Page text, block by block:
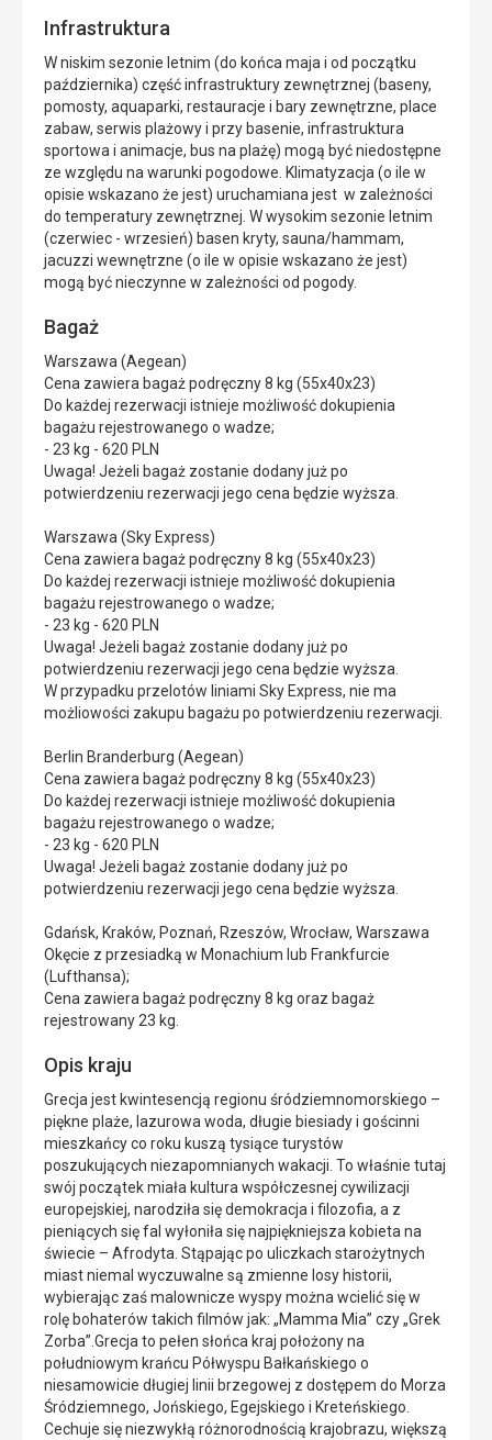
Infrastruktura
W niskim sezonie letnim (do końca maja i od początku
października) część infrastruktury zewnętrznej (baseny,
pomosty, aquaparki, restauracje i bary zewnętrzne, place
zabaw, serwis plażowy i przy basenie, infrastruktura
sportowa i animacje, bus na plażę) mogą być niedostępne
ze względu na warunki pogodowe. Klimatyzacja (o ile w
opisie wskazano że jest) uruchamiana jest w zależności
do temperatury zewnętrznej. W wysokim sezonie letnim
(czerwiec - wrzesień) basen kryty, sauna/hammam,
jacuzzi wewnętrzne (o ile w opisie wskazano że jest)
mogą być nieczynne w zależności od pogody.
Bagaż
Warszawa (Aegean)
Cena zawiera bagaż podręczny 8 kg (55x40x23)
Do każdej rezerwacji istnieje możliwość dokupienia
bagażu rejestrowanego o wadze;
- 23 kg - 620 PLN
Uwaga! Jeżeli bagaż zostanie dodany już po
potwierdzeniu rezerwacji jego cena będzie wyższa.
Warszawa (Sky Express)
Cena zawiera bagaż podręczny 8 kg (55x40x23)
Do każdej rezerwacji istnieje możliwość dokupienia
bagażu rejestrowanego o wadze;
- 23 kg - 620 PLN
Uwaga! Jeżeli bagaż zostanie dodany już po
potwierdzeniu rezerwacji jego cena będzie wyższa.
W przypadku przelotów liniami Sky Express, nie ma
możliowości zakupu bagażu po potwierdzeniu rezerwacji.
Berlin Branderburg (Aegean)
Cena zawiera bagaż podręczny 8 kg (55x40x23)
Do każdej rezerwacji istnieje możliwość dokupienia
bagażu rejestrowanego o wadze;
- 23 kg - 620 PLN
Uwaga! Jeżeli bagaż zostanie dodany już po
potwierdzeniu rezerwacji jego cena będzie wyższa.
Gdańsk, Kraków, Poznań, Rzeszów, Wrocław, Warszawa
Okęcie z przesiadką w Monachium lub Frankfurcie
(Lufthansa);
Cena zawiera bagaż podręczny 8 kg oraz bagaż
rejestrowany 23 kg.
Opis kraju
Grecja jest kwintesencją regionu śródziemnomorskiego –
piękne plaże, lazurowa woda, długie biesiady i gościnni
mieszkańcy co roku kuszą tysiące turystów
poszukujących niezapomnianych wakacji. To właśnie tutaj
swój początek miała kultura współczesnej cywilizacji
europejskiej, narodziła się demokracja i filozofia, a z
pieniących się fal wyłoniła się najpiękniejsza kobieta na
świecie – Afrodyta. Stąpając po uliczkach starożytnych
miast niemal wyczuwalne są zmienne losy historii,
wybierając zaś malownicze wyspy można wcielić się w
rolę bohaterów takich filmów jak: „Mamma Mia” czy „Grek
Zorba”.Grecja to pełen słońca kraj położony na
południowym krańcu Półwyspu Bałkańskiego o
niesamowicie długiej linii brzegowej z dostępem do Morza
Śródziemnego, Jońskiego, Egejskiego i Kreteńskiego.
Cechuje się niezwykłą różnorodnością krajobrazu, większą